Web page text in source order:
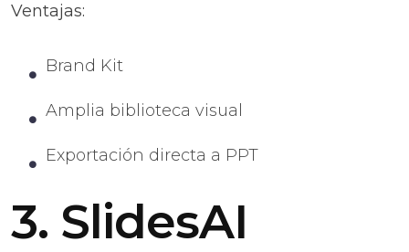
Ventajas:
Brand Kit
Amplia biblioteca visual
Exportación directa a PPT
3. SlidesAI